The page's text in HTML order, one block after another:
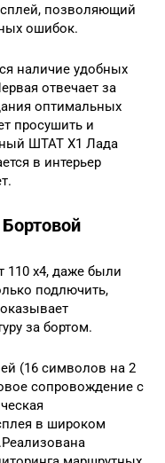
позволяющий
ошибок.
наличие удобных
отвечает за
оптимальных
просушить и
ШТАТ X1 Лада
в интерьер
110 x4, даже были
подлючить,
за бортом.
(16 символов на 2
сопровождение с
в широком